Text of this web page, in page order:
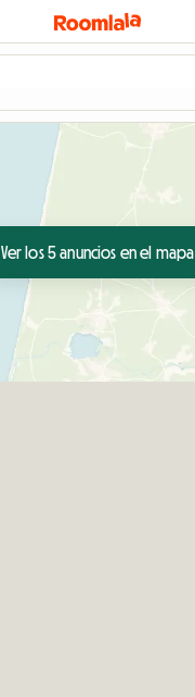
Ver los 5 anuncios en el mapa